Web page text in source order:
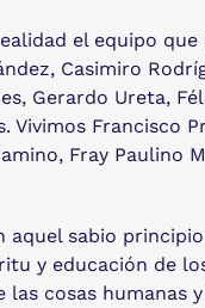
el equipo
Casimiro
Gerardo Ureta,
Vivimos Francisco
Fray Paulino
aquel sabio
y educación de
cosas humanas